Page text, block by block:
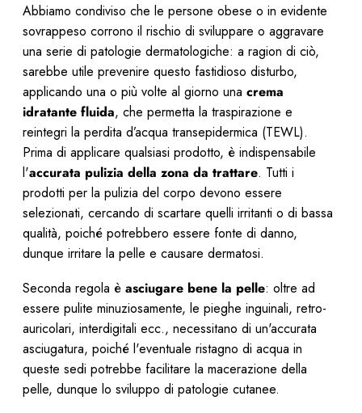
Abbiamo condiviso che le persone obese o in evidente
sovrappeso corrono il rischio di sviluppare o aggravare
una serie di patologie dermatologiche: a ragion di ciò,
sarebbe utile prevenire questo fastidioso disturbo,
applicando una o più volte al giorno una crema
idratante fluida, che permetta la traspirazione e
reintegri la perdita d’acqua transepidermica (TEWL).
Prima di applicare qualsiasi prodotto, è indispensabile
l'accurata pulizia della zona da trattare. Tutti i
prodotti per la pulizia del corpo devono essere
selezionati, cercando di scartare quelli irritanti o di bassa
qualità, poiché potrebbero essere fonte di danno,
dunque irritare la pelle e causare dermatosi.
Seconda regola è asciugare bene la pelle: oltre ad
essere pulite minuziosamente, le pieghe inguinali, retro-
auricolari, interdigitali ecc., necessitano di un'accurata
asciugatura, poiché l'eventuale ristagno di acqua in
queste sedi potrebbe facilitare la macerazione della
pelle, dunque lo sviluppo di patologie cutanee.